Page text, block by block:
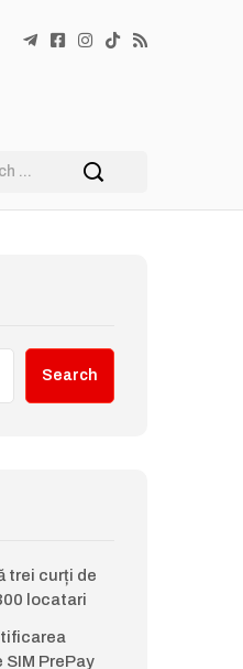
Search
trei curți de
locatari
PrePay